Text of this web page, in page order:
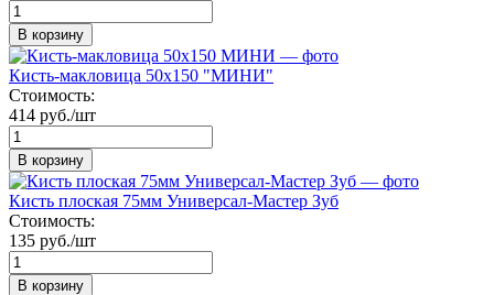
В корзину
Кисть-макловица 50х150 "МИНИ"
Стоимость:
414 руб./шт
В корзину
Кисть плоская 75мм Универсал-Мастер Зуб
Стоимость:
135 руб./шт
В корзину